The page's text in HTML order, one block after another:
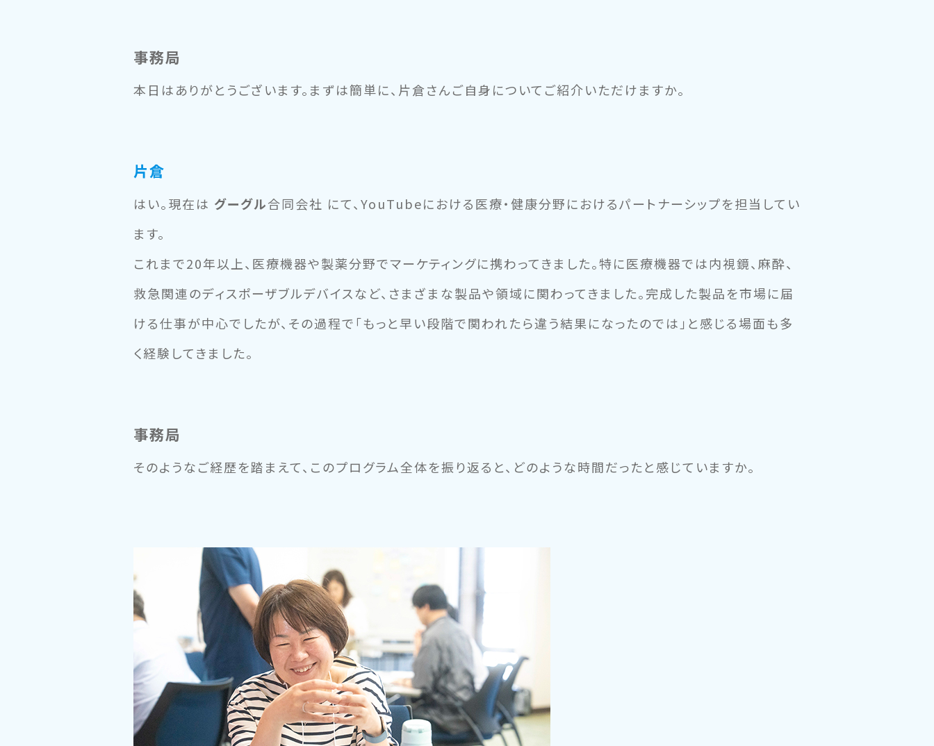
事務局
本日はありがとうございます。まずは簡単に、片倉さんご自身についてご紹介いただけますか。
片倉
はい。現在は グーグル合同会社 にて、YouTubeにおける医療・健康分野におけるパートナーシップを担当してい
ます。
これまで20年以上、医療機器や製薬分野でマーケティングに携わってきました。特に医療機器では内視鏡、麻酔、
救急関連のディスポーザブルデバイスなど、さまざまな製品や領域に関わってきました。完成した製品を市場に届
ける仕事が中心でしたが、その過程で「もっと早い段階で関われたら違う結果になったのでは」と感じる場面も多
く経験してきました。
事務局
そのようなご経歴を踏まえて、このプログラム全体を振り返ると、どのような時間だったと感じていますか。